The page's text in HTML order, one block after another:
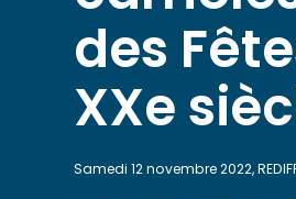
des
XXe
Samedi 12 novembre 2022,